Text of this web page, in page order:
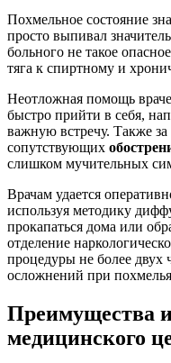
Похмельное состояние
просто выпивал
больного не такое
тяга к спиртному и
Неотложная помощь
быстро прийти в себя,
важную встречу. Также
сопутствующих
слишком мучительных
Врачам удается
используя методику
прокапаться дома или
отделение
процедуры не более двух
осложнений при
Преимущества
медицинского